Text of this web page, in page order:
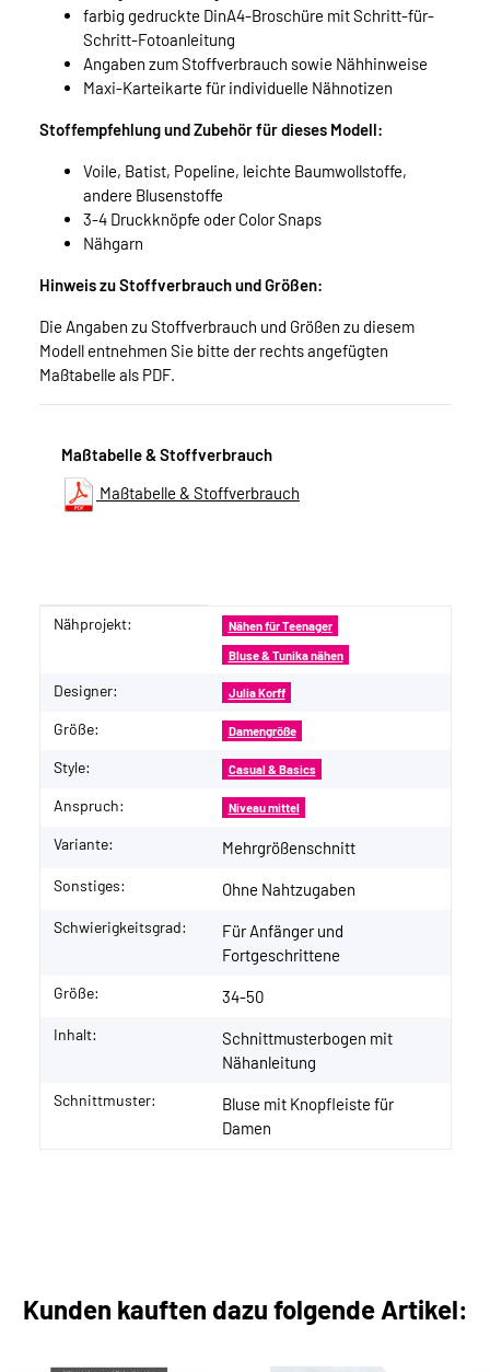
farbig gedruckte DinA4-Broschüre mit Schritt-für-
Schritt-Fotoanleitung
Angaben zum Stoffverbrauch sowie Nähhinweise
Maxi-Karteikarte für individuelle Nähnotizen
Stoffempfehlung und Zubehör für dieses Modell:
Voile, Batist, Popeline, leichte Baumwollstoffe,
andere Blusenstoffe
3-4 Druckknöpfe oder Color Snaps
Nähgarn
Hinweis zu Stoffverbrauch und Größen:
Die Angaben zu Stoffverbrauch und Größen zu diesem
Modell entnehmen Sie bitte der rechts angefügten
Maßtabelle als PDF.
Maßtabelle & Stoffverbrauch
Maßtabelle & Stoffverbrauch
Produkteigenschaft
Wert
Nähprojekt: Nähen für Teenager
Bluse & Tunika nähen
Designer: Julia Korff
Größe: Damengröße
Style: Casual & Basics
Anspruch: Niveau mittel
Variante: Mehrgrößenschnitt
Sonstiges: Ohne Nahtzugaben
Schwierigkeitsgrad:
Für Anfänger und
Fortgeschrittene
Größe: 34-50
Inhalt:
Schnittmusterbogen mit
Nähanleitung
Schnittmuster:
Bluse mit Knopfleiste für
Damen
Kunden kauften dazu folgende Artikel: